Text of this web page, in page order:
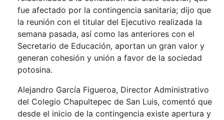
fue afectado por la contingencia sanitaria; dijo que
la reunión con el titular del Ejecutivo realizada la
semana pasada, así como las anteriores con el
Secretario de Educación, aportan un gran valor y
generan cohesión y unión a favor de la sociedad
potosina.
Alejandro García Figueroa, Director Administrativo
del Colegio Chapultepec de San Luis, comentó que
desde el inicio de la contingencia existe apertura y